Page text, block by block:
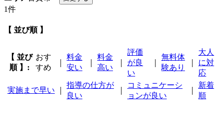
1件
【 並び順 】
【 並び
順 】:
おす
すめ
料金
安い
料金
高い
評価
が良
い
無料体
験あり
大人
に対
応
実施まで早い
指導の仕方が
良い
コミュニケーシ
ョンが良い
新着
順